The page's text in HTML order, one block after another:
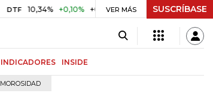
10,34% +0,10% +0,98% UVR $ 416,86 +$ 0,05
VER MÁS SUSCRÍBASE
INDICADORES INSIDE
MOROSIDAD